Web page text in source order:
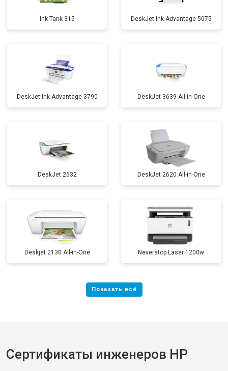
Ink Tank 315 DeskJet Ink Advantage 5075
DeskJet Ink Advantage 3790 DeskJet 3639 All-in-One
DeskJet 2632 DeskJet 2620 All-in-One
Deskjet 2130 All-in-One Neverstop Laser 1200w
Сертификаты инженеров HP